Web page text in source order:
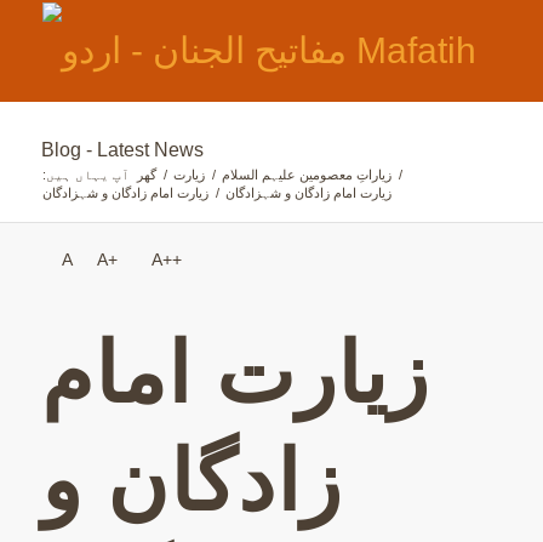
Blog - Latest News
:آپ یہاں ہیں گھر / زیارت / زیاراتِ معصومین علیہم السلام /
زیارت امام زادگان و شہزادگان / زیارت امام زادگان و شہزادگان
A A+ A++
زیارت امام
زادگان و